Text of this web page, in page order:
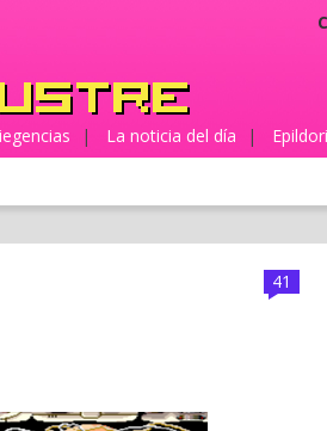
| La noticia del día |
41